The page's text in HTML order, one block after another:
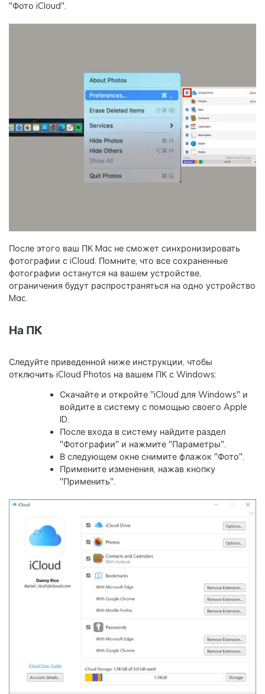
"Фото iCloud".
После этого ваш ПК Mac не сможет синхронизировать
фотографии с iCloud. Помните, что все сохраненные
фотографии останутся на вашем устройстве,
ограничения будут распространяться на одно устройство
Mac.
На ПК
Следуйте приведенной ниже инструкции, чтобы
отключить iCloud Photos на вашем ПК с Windows:
Скачайте и откройте "iCloud для Windows" и
войдите в систему с помощью своего Apple
ID.
После входа в систему найдите раздел
"Фотографии" и нажмите "Параметры".
В следующем окне снимите флажок "Фото".
Примените изменения, нажав кнопку
"Применить".